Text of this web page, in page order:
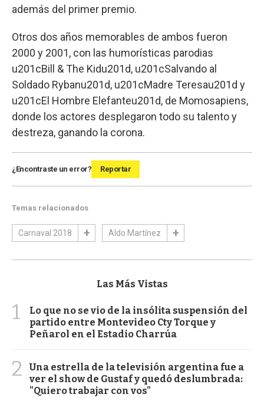
además del primer premio.
Otros dos años memorables de ambos fueron
2000 y 2001, con las humorísticas parodias
u201cBill & The Kidu201d, u201cSalvando al
Soldado Rybanu201d, u201cMadre Teresau201d y
u201cEl Hombre Elefanteu201d, de Momosapiens,
donde los actores desplegaron todo su talento y
destreza, ganando la corona.
¿Encontraste un error? Reportar
Temas relacionados
Carnaval 2018 Aldo Martínez
Las Más Vistas
1
Lo que no se vio de la insólita suspensión del
partido entre Montevideo Cty Torque y
Peñarol en el Estadio Charrúa
2
Una estrella de la televisión argentina fue a
ver el show de Gustaf y quedó deslumbrada:
"Quiero trabajar con vos"